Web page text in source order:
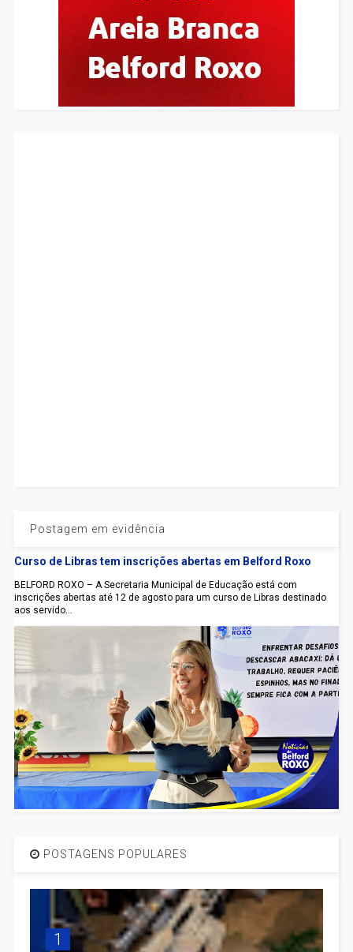
Postagem em evidência
Curso de Libras tem inscrições abertas em Belford Roxo
BELFORD ROXO – A Secretaria Municipal de Educação está com
inscrições abertas até 12 de agosto para um curso de Libras destinado
aos servido...
POSTAGENS POPULARES
1